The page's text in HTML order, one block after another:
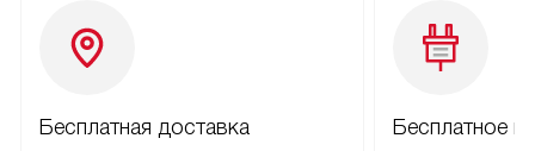
Бесплатная доставка Бесплатное